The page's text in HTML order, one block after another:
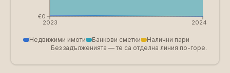
2023 2024
€0
Недвижими имоти Банкови сметки
Налични пари
Без задълженията — те са отделна линия по-горе.